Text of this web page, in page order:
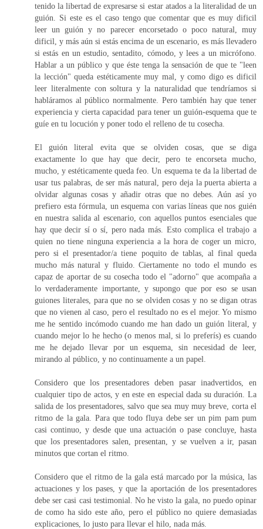
tenido la libertad de expresarse si estar atados a la literalidad de un
guión. Si este es el caso tengo que comentar que es muy dificil
leer un guión y no parecer encorsetado o poco natural, muy
dificil, y más aún si estás encima de un escenario, es más llevadero
si estás en un estudio, sentadito, cómodo, y lees a un micrófono.
Hablar a un público y que éste tenga la sensación de que te "leen
la lección" queda estéticamente muy mal, y como digo es dificil
leer literalmente con soltura y la naturalidad que tendríamos si
habláramos al público normalmente. Pero también hay que tener
experiencia y cierta capacidad para tener un guión-esquema que te
guíe en tu locución y poner todo el relleno de tu cosecha.
El guión literal evita que se olviden cosas, que se diga
exactamente lo que hay que decir, pero te encorseta mucho,
mucho, y estéticamente queda feo. Un esquema te da la libertad de
usar tus palabras, de ser más natural, pero deja la puerta abierta a
olvidar algunas cosas y añadir otras que no debes. Aún así yo
prefiero esta fórmula, un esquema con varias líneas que nos guién
en nuestra salida al escenario, con aquellos puntos esenciales que
hay que decir sí o sí, pero nada más. Esto complica el trabajo a
quien no tiene ninguna experiencia a la hora de coger un micro,
pero si el presentador/a tiene poquito de tablas, al final queda
mucho más natural y fluido. Ciertamente no todo el mundo es
capaz de aportar de su cosecha todo el "adorno" que acompaña a
lo verdaderamente importante, y supongo que por eso se usan
guiones literales, para que no se olviden cosas y no se digan otras
que no vienen al caso, pero el resultado no es el mejor. Yo mismo
me he sentido incómodo cuando me han dado un guión literal, y
cuando mejor lo he hecho (o menos mal, si lo preferís) es cuando
me he dejado llevar por un esquema, sin necesidad de leer,
mirando al público, y no continuamente a un papel.
Considero que los presentadores deben pasar inadvertidos, en
cualquier tipo de actos, y en este en especial dada su duración. La
salida de los presentadores, salvo que sea muy muy breve, corta el
ritmo de la gala. Para que todo fluya debe ser un pim pam pum
casi continuo, y desde que una actuación o pase concluye, hasta
que los presentadores salen, presentan, y se vuelven a ir, pasan
minutos que cortan el ritmo.
Considero que el ritmo de la gala está marcado por la música, las
actuaciones y los pases, y que la aportación de los presentadores
debe ser casi casi testimonial. No he visto la gala, no puedo opinar
de como ha sido este año, pero el público no quiere demasiadas
explicaciones, lo justo para llevar el hilo, nada más.